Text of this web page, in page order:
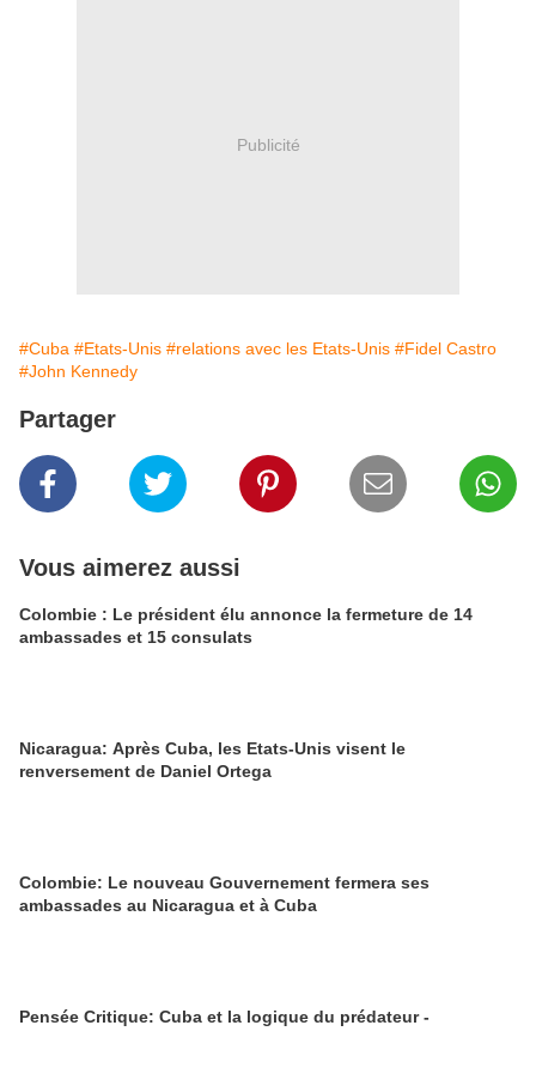
Publicité
#Cuba #Etats-Unis #relations avec les Etats-Unis #Fidel Castro
#John Kennedy
Partager
Vous aimerez aussi
Colombie : Le président élu annonce la fermeture de 14
ambassades et 15 consulats
Nicaragua: Après Cuba, les Etats-Unis visent le
renversement de Daniel Ortega
Colombie: Le nouveau Gouvernement fermera ses
ambassades au Nicaragua et à Cuba
Pensée Critique: Cuba et la logique du prédateur -